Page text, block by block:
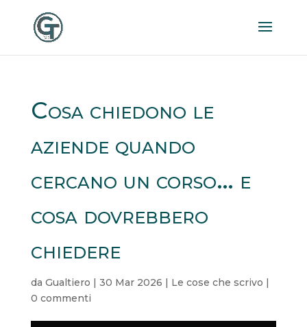
Cosa chiedono le
aziende quando
cercano un corso… e
cosa dovrebbero
chiedere
da Gualtiero | 30 Mar 2026 | Le cose che scrivo |
0 commenti